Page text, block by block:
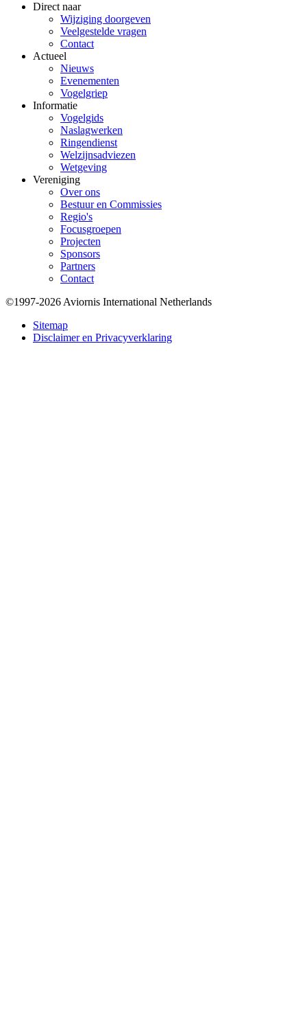
Direct naar
Wijziging doorgeven
Veelgestelde vragen
Contact
Actueel
Nieuws
Evenementen
Vogelgriep
Informatie
Vogelgids
Naslagwerken
Ringendienst
Welzijnsadviezen
Wetgeving
Vereniging
Over ons
Bestuur en Commissies
Regio's
Focusgroepen
Projecten
Sponsors
Partners
Contact
Bottom
©1997-2026 Aviornis International Netherlands
Sitemap
Disclaimer en Privacyverklaring